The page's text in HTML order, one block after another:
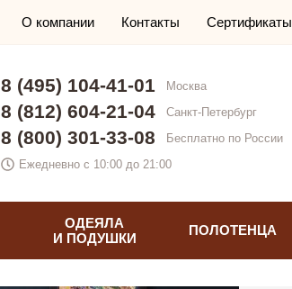
О компании Контакты Сертификаты
8 (495) 104-41-01 Москва
8 (812) 604-21-04 Санкт-Петербург
8 (800) 301-33-08
Бесплатно по России
Ежедневно с 10:00 до 21:00
ОДЕЯЛА
И ПОДУШКИ
ПОЛОТЕНЦА